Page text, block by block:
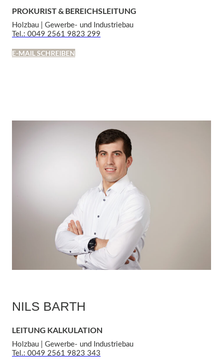
PROKURIST & BEREICHSLEITUNG
Holzbau | Gewerbe- und Industriebau
Tel.: 0049 2561 9823 299
E-MAIL SCHREIBEN
NILS BARTH
LEITUNG KALKULATION
Holzbau | Gewerbe- und Industriebau
Tel.: 0049 2561 9823 343